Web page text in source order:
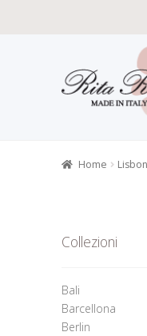
alla
navigazione
contenuto
Home
Collezioni
Bali
Barcellona
Berlin